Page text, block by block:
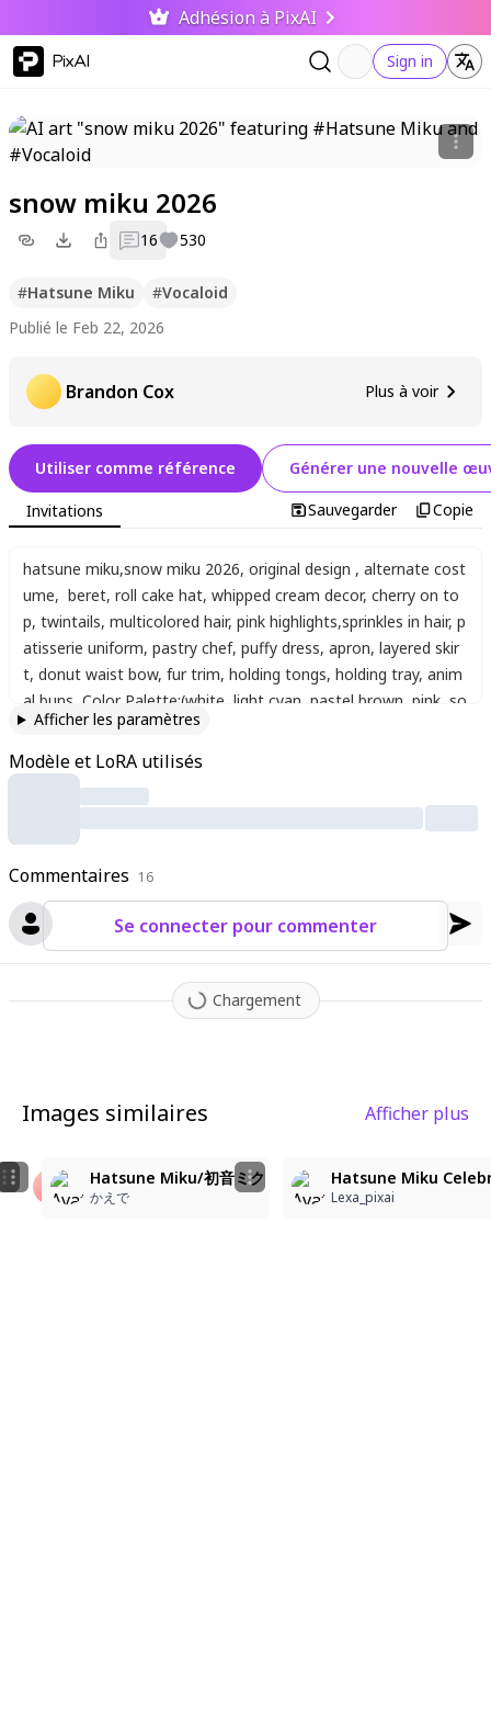
Adhésion à PixAI
PixAI Sign in
snow miku 2026
16 530
#Hatsune Miku #Vocaloid
Publié le Feb 22, 2026
Brandon Cox Plus à voir
Commentaires 16
Se connecter pour commenter
Chargement
Utiliser comme référence Générer une nouvelle
Invitations Sauvegarder Copie
hatsune miku,snow miku 2026, original design , alternate cost
ume, beret, roll cake hat, whipped cream decor, cherry on to
p, twintails, multicolored hair, pink highlights,sprinkles in hair, p
atisserie uniform, pastry chef, puffy dress, apron, layered skir
t, donut waist bow, fur trim, holding tongs, holding tray, anim
al buns Color Palette:(white, light cyan, pastel brown, pink, so
ft colors)
Afficher les paramètres
Modèle et LoRA utilisés
Images similaires Afficher plus
A medium shot from a 3/4 back view features a
小狐狸
1girl, hatsune miku\(vocaloid\), working at
シキ
Hatsune Miku/初音ミク
かえで
Hatsune Miku
Lexa_pixai